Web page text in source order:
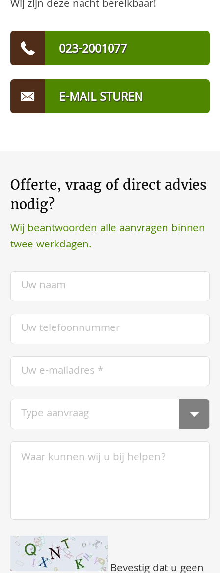
Wij zijn deze nacht bereikbaar!
023-2001077
E-MAIL STUREN
Offerte, vraag of direct advies
nodig?
Wij beantwoorden alle aanvragen binnen
twee werkdagen.
Bevestig dat u geen